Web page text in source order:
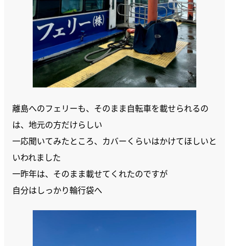
離島へのフェリーも、そのまま自転車を載せられるの
は、地元の方だけらしい
一応聞いてみたところ、カバーくらいはかけてほしいと
いわれました
一昨年は、そのまま載せてくれたのですが
自分はしっかり輪行袋へ